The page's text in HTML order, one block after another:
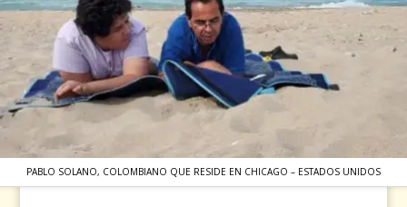
PABLO SOLANO, COLOMBIANO QUE RESIDE EN CHICAGO – ESTADOS UNIDOS